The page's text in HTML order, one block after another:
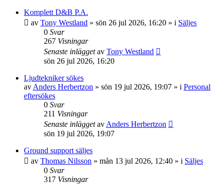
Komplett D&B P.A.
av Tony Westland » sön 26 jul 2026, 16:20 » i Säljes
0 Svar
267 Visningar
Senaste inläggetav Tony Westland
sön 26 jul 2026, 16:20
Ljudtekniker sökes
av Anders Herbertzon » sön 19 jul 2026, 19:07 » i Personal
eftersökes
0 Svar
211 Visningar
Senaste inläggetav Anders Herbertzon
sön 19 jul 2026, 19:07
Ground support säljes
av Thomas Nilsson » mån 13 jul 2026, 12:40 » i Säljes
0 Svar
317 Visningar